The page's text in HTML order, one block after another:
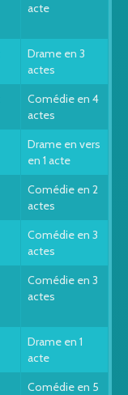
acte
Drame en 3
actes
Comédie en 4
actes
Drame en vers
en 1 acte
Comédie en 2
actes
Comédie en 3
actes
Comédie en 3
actes
Drame en 1
acte
Comédie en 5